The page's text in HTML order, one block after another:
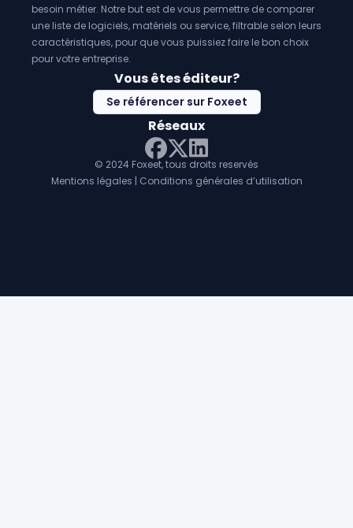
besoin métier. Notre but est de vous permettre de comparer
une liste de logiciels, matériels ou service, filtrable selon leurs
caractéristiques, pour que vous puissiez faire le bon choix
pour votre entreprise.
Vous êtes éditeur?
Se référencer sur Foxeet
Réseaux
Facebook
Twitter X
LinkedIn
© 2024 Foxeet, tous droits reservés
Mentions légales | Conditions générales d’utilisation